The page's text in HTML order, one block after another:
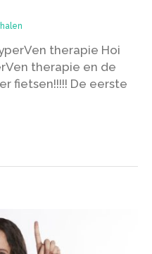
therapie Hoi
therapie en de
fietsen!!!!! De eerste